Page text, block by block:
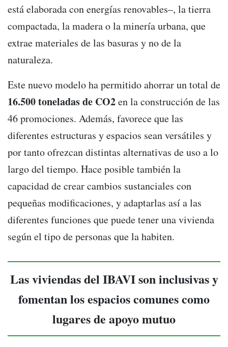
está elaborada con energías renovables–, la tierra
compactada, la madera o la minería urbana, que
extrae materiales de las basuras y no de la
naturaleza.
Este nuevo modelo ha permitido ahorrar un total de
16.500 toneladas de CO2en la construcción de las
46 promociones. Además, favorece que las
diferentes estructuras y espacios sean versátiles y
por tanto ofrezcan distintas alternativas de uso a lo
largo del tiempo. Hace posible también la
capacidad de crear cambios sustanciales con
pequeñas modificaciones, y adaptarlas así a las
diferentes funciones que puede tener una vivienda
según el tipo de personas que la habiten.
Las viviendas del IBAVI son inclusivas y
fomentan los espacios comunes como
lugares de apoyo mutuo